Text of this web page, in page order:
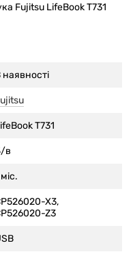
Fujitsu LifeBook T731
наявності
T731
в
X3,
Z3